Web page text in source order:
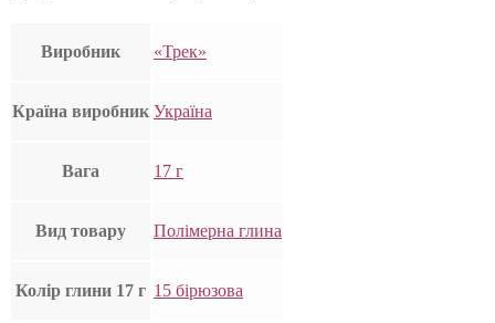
Виробник «Трек»
Країна виробник Україна
Вага 17 г
Вид товару Полімерна глина
Колір глини 17 г 15 бірюзова